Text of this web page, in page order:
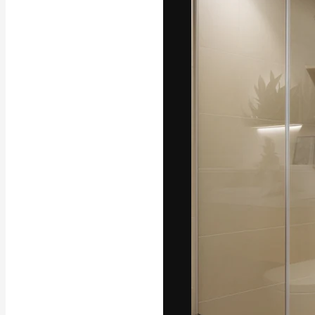
La
migliori lavori.
creativi,